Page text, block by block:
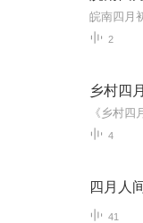
2
乡村四月
4
四月人
41